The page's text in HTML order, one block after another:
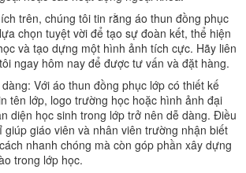
trên, chúng tôi tin rằng áo thun đồng phục
chọn tuyệt vời để tạo sự đoàn kết, thể hiện
và tạo dựng một hình ảnh tích cực. Hãy liên
ngay hôm nay để được tư vấn và đặt hàng.
Với áo thun đồng phục lớp có thiết kế
tên lớp, logo trường học hoặc hình ảnh đại
diện học sinh trong lớp trở nên dễ dàng. Điều
giúp giáo viên và nhân viên trường nhận biết
nhanh chóng mà còn góp phần xây dựng
trong lớp học.